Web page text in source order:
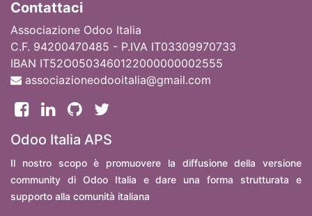
Contattaci
Associazione Odoo Italia
C.F. 94200470485 - P.IVA IT03309970733
IBAN IT52O0503460122000000002555
associazioneodooitalia@gmail.com
Odoo Italia APS
Il nostro scopo è promuovere la diffusione della versione
community di Odoo Italia e dare una forma strutturata e
supporto alla comunità italiana